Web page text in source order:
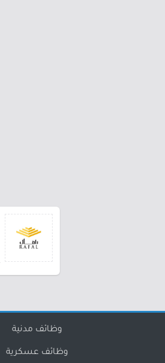
وظائف مدنية
وظائف عسكرية